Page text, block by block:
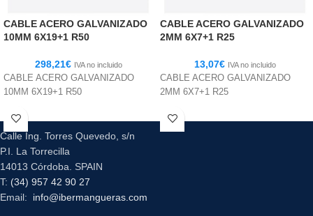
CABLE ACERO GALVANIZADO
10MM 6X19+1 R50
298,21€ IVA no incluido
CABLE ACERO GALVANIZADO
10MM 6X19+1 R50
CABLE ACERO GALVANIZADO
2MM 6X7+1 R25
13,07€ IVA no incluido
CABLE ACERO GALVANIZADO
2MM 6X7+1 R25
Calle Ing. Torres Quevedo, s/n
P.I. La Torrecilla
14013 Córdoba. SPAIN
T: (34) 957 42 90 27
Email: info@ibermangueras.com